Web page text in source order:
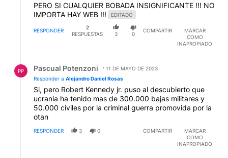
PERO SI CUALQUIER BOBADA INSIGNIFICANTE !!! NO
IMPORTA HAY WEB !!!
EDITADO
RESPONDER
2
RESPUESTAS
3 0
COMPARTIR
MARCAR
COMO
INAPROPIADO
PP Pascual Potenzoni
11 DE MAYO DE 2023
Responder a Alejandro Daniel Rosas
Si, pero Robert Kennedy jr. puso al descubierto que
ucrania ha tenido mas de 300.000 bajas militares y
50.000 civiles por la criminal guerra promovida por la
otan
RESPONDER 3 0 COMPARTIR
MARCAR
COMO
INAPROPIADO